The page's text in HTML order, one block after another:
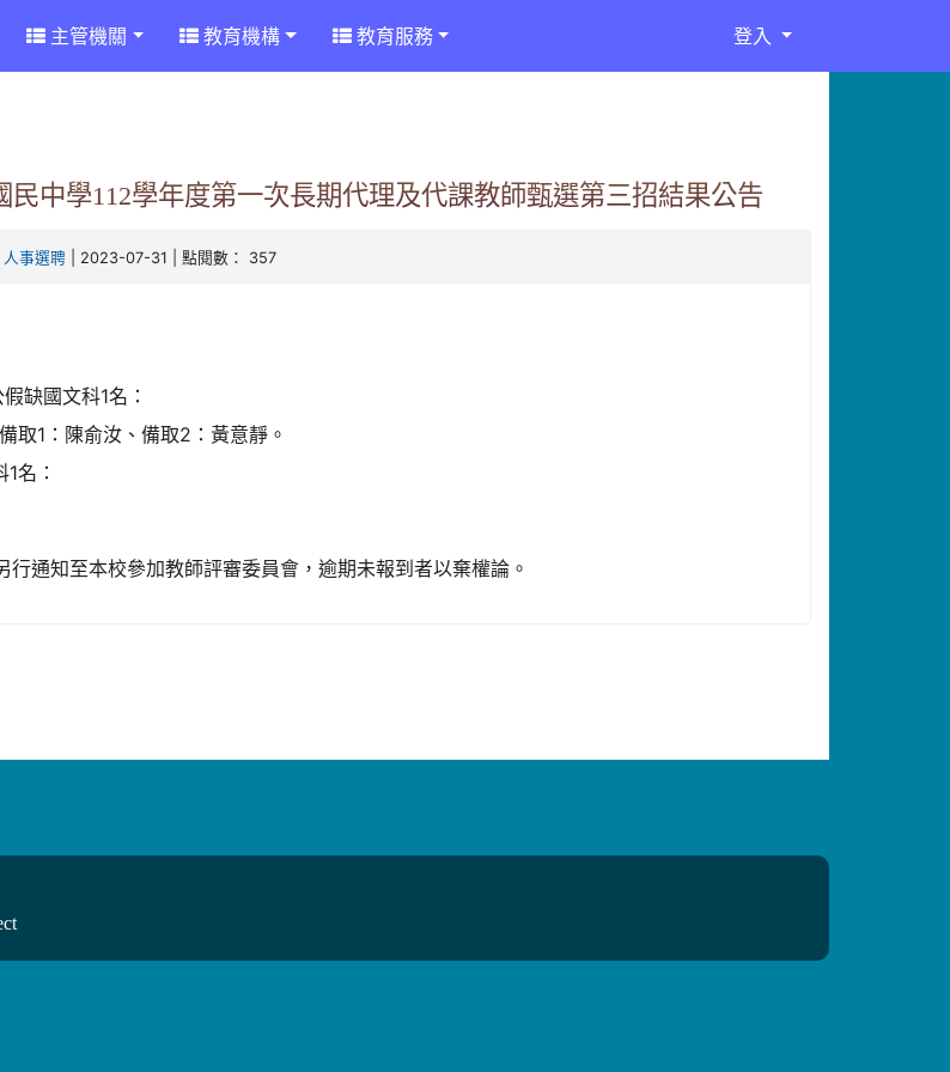
主管機關 教育機構 教育服務 登入
民中學112學年度第一次長期代理及代課教師甄選第三招結果公告
人事選聘 | 2023-07-31 | 點閱數： 357
缺國文科1名：
取1：陳俞汝、備取2：黃意靜。
名：
。
行通知至本校參加教師評審委員會，逾期未報到者以棄權論。